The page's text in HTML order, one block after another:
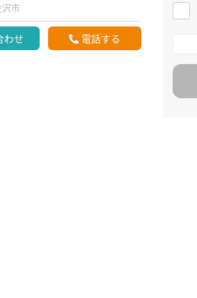
沢市
わせ 電話する